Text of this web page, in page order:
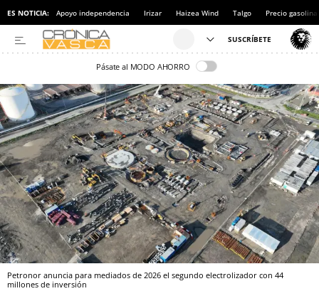
ES NOTICIA: Apoyo independencia Irizar Haizea Wind Talgo Precio gasolina
Pásate al MODO AHORRO
Petronor anuncia para mediados de 2026 el segundo electrolizador con 44
millones de inversión